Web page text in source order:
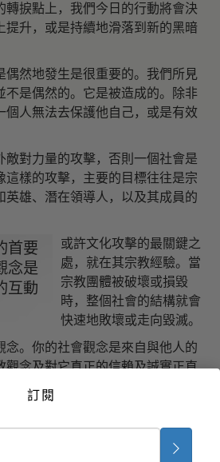
轉捩點上，我們今日的行動將會決
提升，或是持續地滑落到新的黑暗
偶然地發生是很重要的。我們所見
不是偶然的。它是被造成的。除非
個人無法去保護他自己，或是有效
敵對力量的攻擊，否則一個社會是
這樣的攻擊，主要的目標往往是宗
英雄、潛在領導人，以及其成員的
首要
念是
互動
或許文化攻擊的最關鍵之
處，就在其宗教經驗。當
宗教團體被破壞或損毀
時，整個社會的結構就會
快速地敗壞或走向毀滅。
念。你的社會觀念是來自與他人的
觀念及對它真正的信賴及誠實正直
一座沙堡般無法保衛自己以對抗無
宗教便一直被無情的攻擊所困擾。
大眾的鴉片劑」，它是不科學的，
訂閱